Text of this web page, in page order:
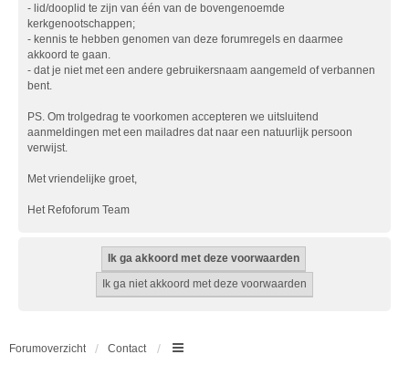
- lid/dooplid te zijn van één van de bovengenoemde
kerkgenootschappen;
- kennis te hebben genomen van deze forumregels en daarmee
akkoord te gaan.
- dat je niet met een andere gebruikersnaam aangemeld of verbannen
bent.
PS. Om trolgedrag te voorkomen accepteren we uitsluitend
aanmeldingen met een mailadres dat naar een natuurlijk persoon
verwijst.
Met vriendelijke groet,
Het Refoforum Team
Forumoverzicht Contact